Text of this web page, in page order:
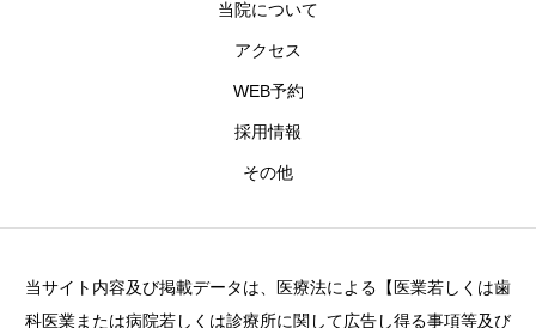
当院について
アクセス
WEB予約
採用情報
その他
当サイト内容及び掲載データは、医療法による【医業若しくは歯
科医業または病院若しくは診療所に関して広告し得る事項等及び